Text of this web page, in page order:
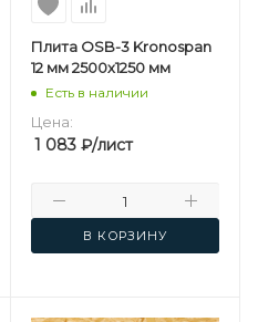
Плита OSB-3 Kronospan
12 мм 2500х1250 мм
Есть в наличии
Цена:
1 083₽/лист
В КОРЗИНУ